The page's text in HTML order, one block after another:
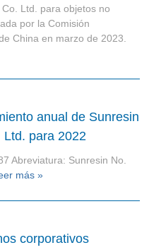
Ltd. para objetos no
por la Comisión
China en marzo de 2023.
anual de Sunresin
Ltd. para 2022
Abreviatura: Sunresin No.
más »
corporativos